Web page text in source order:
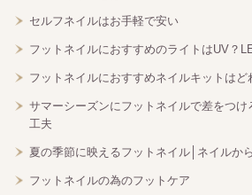
セルフネイルはお手軽で安い
フットネイルにおすすめのライトはUV？
フットネイルにおすすめネイルキットはど
サマーシーズンにフットネイルで差をつけ
工夫
夏の季節に映えるフットネイル│ネイルか
フットネイルの為のフットケア